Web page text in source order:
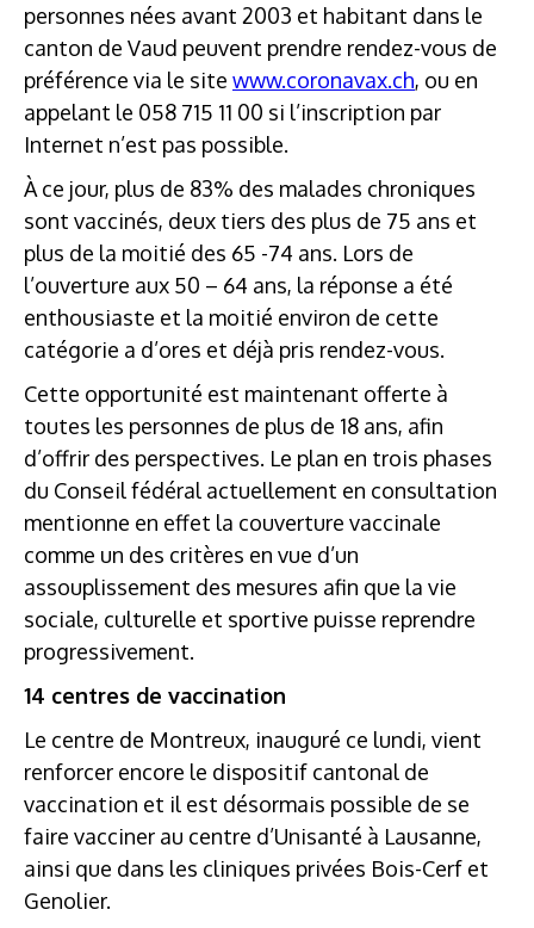
personnes nées avant 2003 et habitant dans le
canton de Vaud peuvent prendre rendez-vous de
préférence via le site www.coronavax.ch, ou en
appelant le 058 715 11 00 si l’inscription par
Internet n’est pas possible.
À ce jour, plus de 83% des malades chroniques
sont vaccinés, deux tiers des plus de 75 ans et
plus de la moitié des 65 -74 ans. Lors de
l’ouverture aux 50 – 64 ans, la réponse a été
enthousiaste et la moitié environ de cette
catégorie a d’ores et déjà pris rendez-vous.
Cette opportunité est maintenant offerte à
toutes les personnes de plus de 18 ans, afin
d’offrir des perspectives. Le plan en trois phases
du Conseil fédéral actuellement en consultation
mentionne en effet la couverture vaccinale
comme un des critères en vue d’un
assouplissement des mesures afin que la vie
sociale, culturelle et sportive puisse reprendre
progressivement.
14 centres de vaccination
Le centre de Montreux, inauguré ce lundi, vient
renforcer encore le dispositif cantonal de
vaccination et il est désormais possible de se
faire vacciner au centre d’Unisanté à Lausanne,
ainsi que dans les cliniques privées Bois-Cerf et
Genolier.